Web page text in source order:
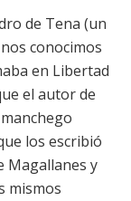
de Tena (un
conocimos
en Libertad
el autor de
los escribió
Magallanes y
mismos